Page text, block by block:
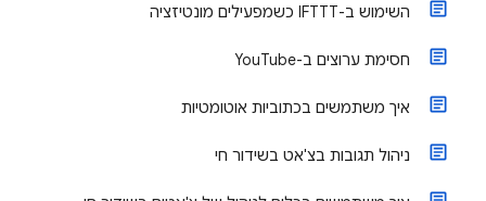
השימוש ב-IFTTT כשמפעילים מונטיזציה
חסימת ערוצים ב-YouTube
איך משתמשים בכתוביות אוטומטיות
ניהול תגובות בצ'אט בשידור חי